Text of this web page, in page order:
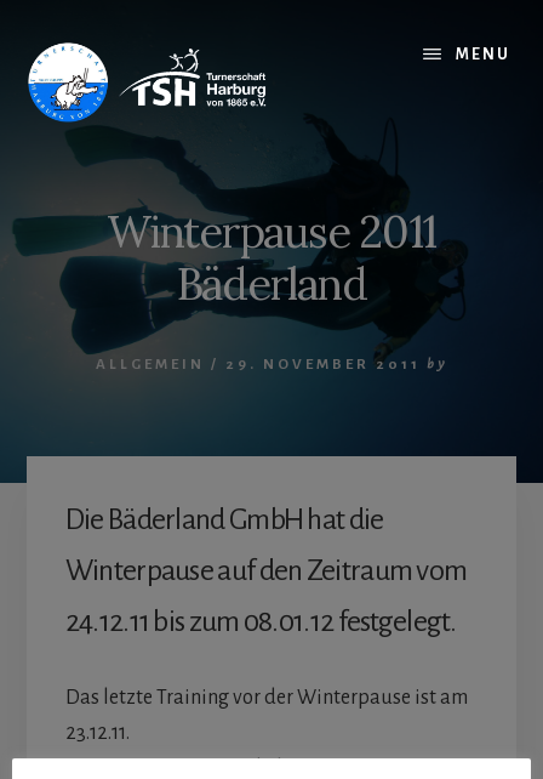
content
MENU
Winterpause 2011
Bäderland
ALLGEMEIN / 29. NOVEMBER 2011 by
Die Bäderland GmbH hat die
Winterpause auf den Zeitraum vom
24.12.11 bis zum 08.01.12 festgelegt.
Das letzte Training vor der Winterpause ist am
23.12.11.